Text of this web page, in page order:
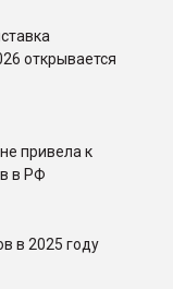
открывается
привела к
в РФ
в 2025 году